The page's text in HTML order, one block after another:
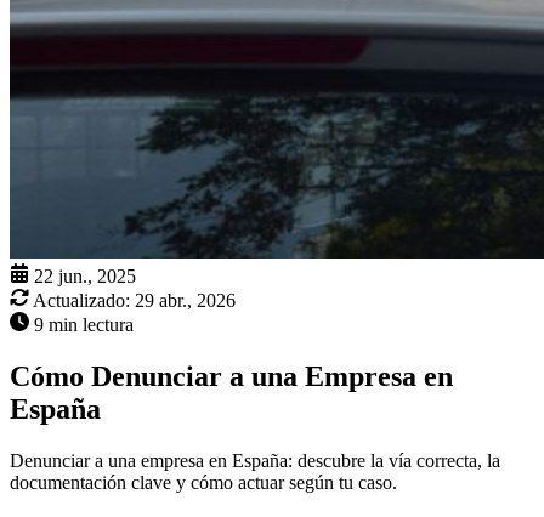
22 jun., 2025
Actualizado: 29 abr., 2026
9 min lectura
Cómo Denunciar a una Empresa en
España
Denunciar a una empresa en España: descubre la vía correcta, la
documentación clave y cómo actuar según tu caso.